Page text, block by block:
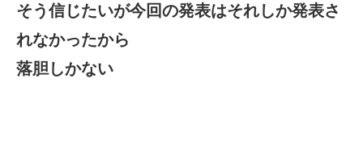
そう信じたいが今回の発表はそれしか発表さ
れなかったから
落胆しかない